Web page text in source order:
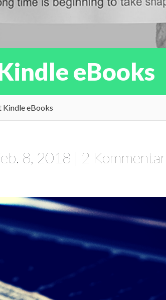
eBooks
Kindle eBooks
8, 2018 | 2